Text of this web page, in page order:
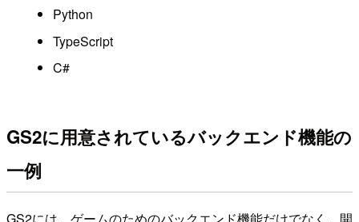
Python
TypeScript
C#
GS2に用意されているバックエンド機能の
一例
GS2には、ゲームのためのバックエンド機能だけでなく、開